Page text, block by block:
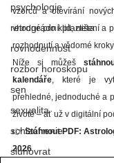
psychologie
retrográdní planeta
rovnodennost
rozbor horoskopu
sen
sexualita
schizofrenie
slunovrat
vzorců a otevírání
vhodné pro klid, ztišení a
rozhodnutí a vědomé
Níže si můžeš
kalendáře, které je
přehledné, jednoduché a
životě – ať už v digitální
👉 Stáhnout PDF:
2026